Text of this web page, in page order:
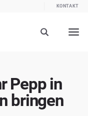
KONTAKT
Pepp in
bringen